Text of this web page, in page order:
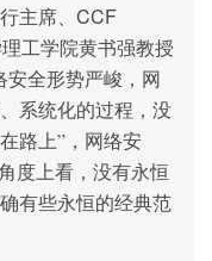
主席、 CCF
工学院黄书强教授
安全形势严峻，网
系统化的过程，没
路上”，网络安
度上看，没有永恒
有些永恒的经典范